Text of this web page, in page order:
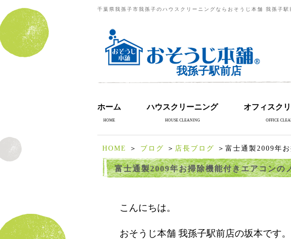
千葉県我孫子市我孫子のハウスクリーニングならおそうじ本舗 我孫子駅
我孫子駅前店
ホーム
HOME
ハウスクリーニング
HOUSE CLEANING
オフィスク
OFFICE
HOME ＞ ブログ ＞ 店長ブログ ＞富士通製2009年
富士通製2009年お掃除機能付きエアコンの
こんにちは。
おそうじ本舗 我孫子駅前店の坂本です。